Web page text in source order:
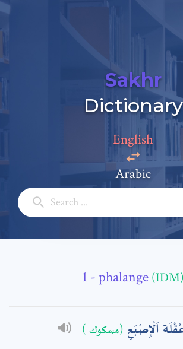
Sakhr
Dictionary
English
Arabic
- phalange (IDM)
اَلْإِصْبَعِ (مسكوك )
Add a comment
Full Name: *
Subject: *